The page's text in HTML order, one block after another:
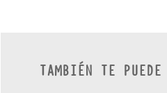
TAMBIÉN TE